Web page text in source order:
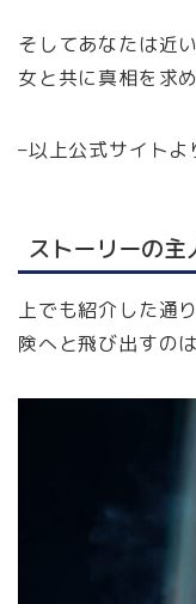
そしてあなたは近
女と共に真相を求
–以上公式サイトよ
ストーリーの主
上でも紹介した通
険へと飛び出すの